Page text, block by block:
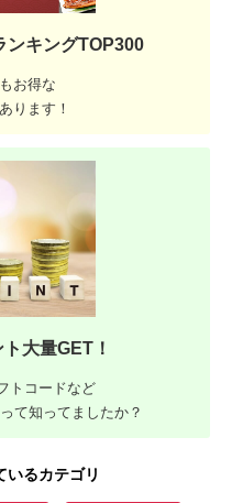
ンキングTOP300
お得な
ります！
大量GET！
トコードなど
て知ってましたか？
いるカテゴリ